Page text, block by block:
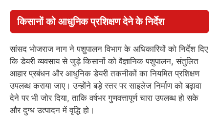
किसानों को आधुनिक प्रशिक्षण देने के निर्देश
सांसद भोजराज नाग ने पशुपालन विभाग के अधिकारियों को निर्देश दिए
कि डेयरी व्यवसाय से जुड़े किसानों को वैज्ञानिक पशुपालन, संतुलित
आहार प्रबंधन और आधुनिक डेयरी तकनीकों का नियमित प्रशिक्षण
उपलब्ध कराया जाए। उन्होंने बड़े स्तर पर साइलेज निर्माण को बढ़ावा
देने पर भी जोर दिया, ताकि वर्षभर गुणवत्तापूर्ण चारा उपलब्ध हो सके
और दुग्ध उत्पादन में वृद्धि हो।